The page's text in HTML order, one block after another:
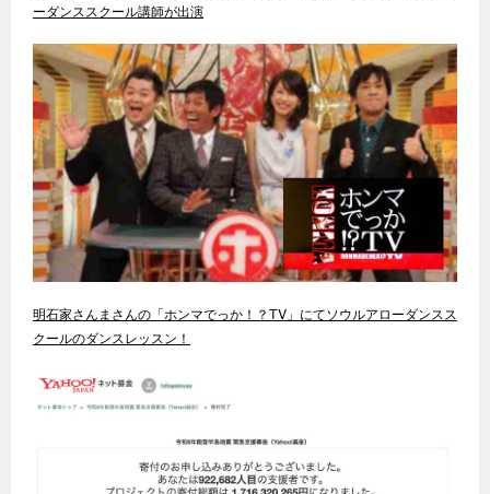
ーダンススクール講師が出演
明石家さんまさんの「ホンマでっか！？TV」にてソウルアローダンスス
クールのダンスレッスン！